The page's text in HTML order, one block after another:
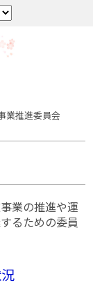
業推進委員会
業の推進や運
るための委員